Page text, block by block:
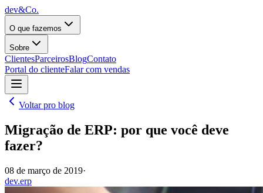
dev&Co.
O que fazemos
Sobre
ClientesParceirosBlogContato
Portal do clienteFalar com vendas
Voltar pro blog
Migração de ERP: por que você deve
fazer?
08 de março de 2019·
dev.erp